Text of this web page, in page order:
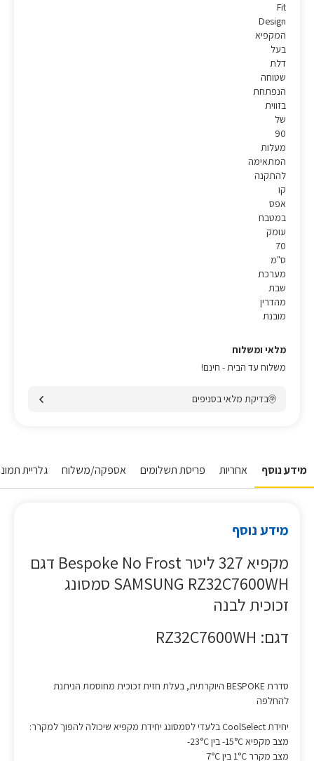
Fit
Design
המקפיא
בעל
דלת
שטוחה
הנפתחת
בזווית
של
90
מעלות
המתאימה
להתקנה
קו
אפס
במטבח
עומק
70
ס"מ
מערכת
שבת
מהדרין
מובנת
מלאי ומשלוח
משלוח עד הבית - חינם!
בדיקת מלאי בסניפים
מידע נוסף אחריות פריסת תשלומים אספקה/משלוח גלריית
מידע נוסף
מקפיא 327 ליטר Bespoke No Frost דגם
SAMSUNG RZ32C7600WH סמסונג
זכוכית לבנה
דגם: RZ32C7600WH
סדרת BESPOKE היוקרתית, בעלת חזית זכוכית מחוסמת הניתנת
להחלפה
יחידת CoolSelect בלעדי לסמסונג יחידת מקפיא שיכולה להפוך למקרר:
מצב מקפיא 15°C- בין 23°C-
מצב מקרר 1°C בין 7°C